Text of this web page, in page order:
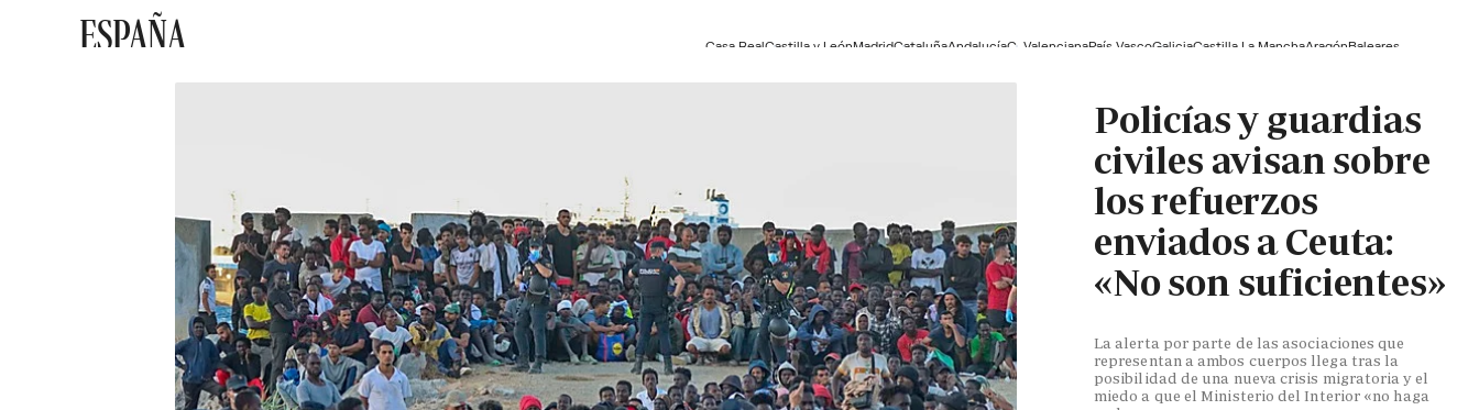
ESPAÑA Casa RealCastilla y LeónMadridCataluñaAndalucíaC. ValencianaPaís VascoGaliciaCastilla La ManchaAragónBaleares
Policías y guardias
civiles avisan sobre
los refuerzos
enviados a Ceuta:
«No son suficientes»
La alerta por parte de las asociaciones que
representan a ambos cuerpos llega tras la
posibilidad de una nueva crisis migratoria y el
miedo a que el Ministerio del Interior «no haga